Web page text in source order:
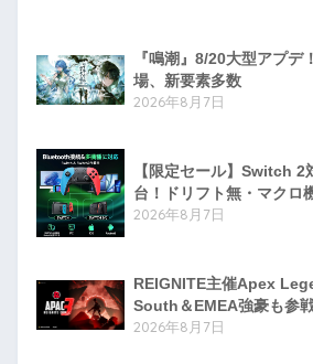
『鳴潮』8/20大型アプ
場、新要素多数
2026年8月7日
【限定セール】Switch 2
台！ドリフト無・マクロ
2026年8月7日
REIGNITE主催Apex
South＆EMEA強豪も参戦
2026年8月7日